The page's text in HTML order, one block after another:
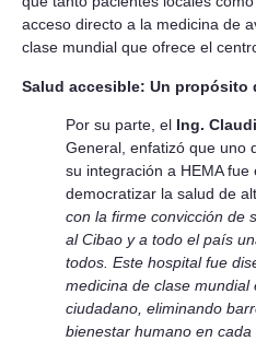
acceso directo a la medicina de
clase mundial que ofrece el
Salud accesible: Un propósito
Por su parte, el Ing.
General, enfatizó que uno
su integración a HEMA fue
democratizar la salud de
con la firme convicción de
al Cibao y a todo el país
todos. Este hospital fue
medicina de clase mundial
ciudadano, eliminando
bienestar humano en cada